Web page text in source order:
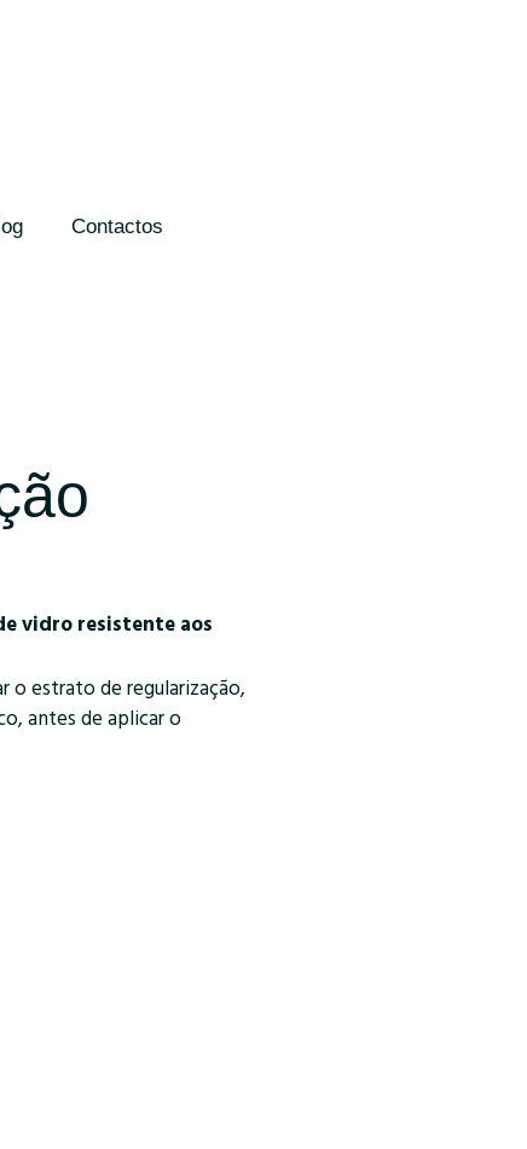
Contactos
vidro resistente aos
o estrato de regularização,
antes de aplicar o